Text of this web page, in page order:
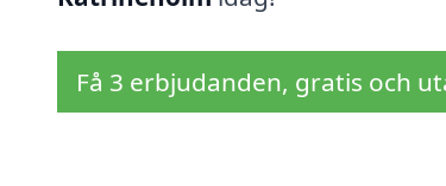
Få 3 erbjudanden, gratis och